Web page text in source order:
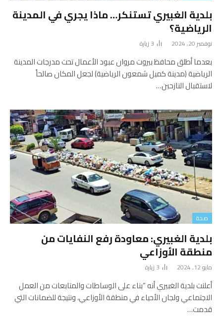
بلدية الغبيري تستنكر… ماذا يجري في المدينة
الرياضية؟
نوفمبر 20, 2024 3 زيارة
بعدما أطلق محافظ بيروت مروان عبود الأعمال تحت مدرجات المدينة
الرياضية (مدينة كميل شمعون الرياضية) لجعل المكان صالحاً
لاستقبال النازحين…
صحة
بلدية الغبيري: معاودة رفع النفايات من
منطقة الأوزاعي
مايو 12, 2024 3 زيارة
أعلنت بلدية الغبيري أنه “بناء على الوساطات والمتابعات من العمل
الاجتماعي ولجان الأحياء في منطقة الأوزاعي، ونتيجة للضمانات التي
قدمت…